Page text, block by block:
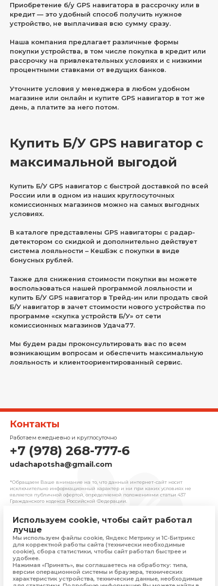
Приобретение б/у GPS навигатора в рассрочку или в
кредит — это удобный способ получить нужное
устройство, не выплачивая всю сумму сразу.
Наша компания предлагает различные формы
покупки устройства, в том числе покупка в кредит или
рассрочку на привлекательных условиях и с низкими
процентными ставками от ведущих банков.
Уточните условия у менеджера в любом удобном
магазине или онлайн и купите GPS навигатор в тот же
день, а платите за него потом.
Купить Б/У GPS навигатор с
максимальной выгодой
Купить Б/У GPS навигатор с быстрой доставкой по всей
России или в одном из наших круглосуточных
комиссионных магазинов можно на самых выгодных
условиях.
В каталоге представлены GPS навигаторы с радар-
детектором со скидкой и дополнительно действует
система лояльности – КешБэк с покупки в виде
бонусных рублей.
Также для снижения стоимости покупки вы можете
воспользоваться нашей программой лояльности и
купить Б/У GPS навигатор в Трейд-ин или продать свой
Б/У навигатор в зачет стоимости нового устройства по
программе «скупка устройств Б/У» от сети
комиссионных магазинов Удача77.
Мы будем рады проконсультировать вас по всем
возникающим вопросам и обеспечить максимальную
лояльность и клиентоориентированный сервис.
Контакты
Работаем ежедневно и круглосуточно
+7 (978) 268-777-6
udachapotsha@gmail.com
*Обращаем Ваше внимание на то, что данный интернет-сайт носит
исключительно информационный характер и ни при каких условиях не
является публичной офертой, определяемой положениями cтатьи 437
Гражданского кодекса Российской Федерации.
© 2025 «Удача» | Франчайзинговая сеть
Политика конфиденциальности
Присоединяйтесь
Используем cookie, чтобы сайт работал
лучше
Мы используем файлы cookie, Яндекс Метрику и 1С-Битрикс
для корректной работы сайта (технически необходимые
cookie), сбора статистики, чтобы сайт работал быстрее и
удобнее.
Нажимая «Принять», вы соглашаетесь на обработку: типа,
версии операционной системы и браузера, технических
характеристик устройства, технические данные, необходимые